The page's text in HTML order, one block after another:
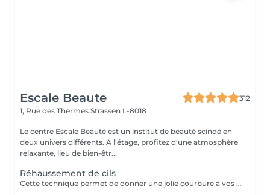
Escale Beaute
312
1, Rue des Thermes Strassen L-8018
Le centre Escale Beauté est un institut de beauté scindé en
deux univers différents. A l'étage, profitez d'une atmosphère
relaxante, lieu de bien-êtr...
Réhaussement de cils
Cette technique permet de donner une jolie courbure à vos cils tout en gardant un aspect naturel. Un regard ouvert, des cils déployés tout en douceur pour une durée d'environ 4 semaines. N'hésitez plus.